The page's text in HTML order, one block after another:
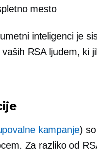
mesto
inteligenci je
RSA ljudem, ki
kampanje)
Za razliko od